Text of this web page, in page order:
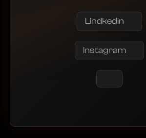
Lindkedin
Instagram